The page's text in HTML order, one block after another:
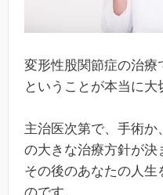
変形性股関節症の治
ということが本当に大
主治医次第で、手術
の大きな治療方針が決
その後のあなたの人生